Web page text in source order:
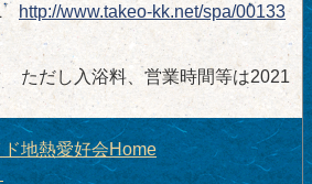
http://www.takeo-kk.net/spa/00133
ただし入浴料、営業時間等は2021
地熱愛好会Home